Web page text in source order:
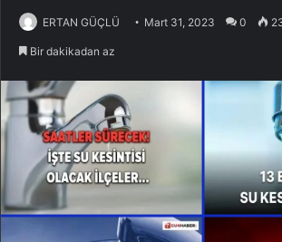
ERTAN GÜÇLÜ Mart 31, 2023 0
Bir dakikadan az